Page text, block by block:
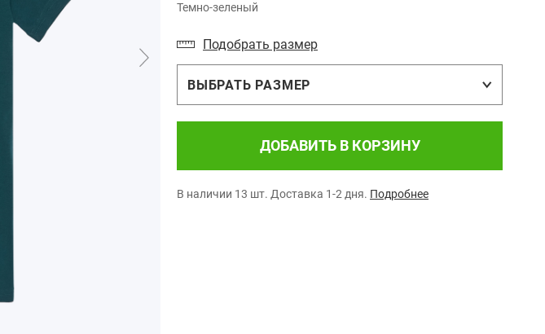
Темно-зеленый
Подобрать размер
ВЫБРАТЬ РАЗМЕР
ДОБАВИТЬ В КОРЗИНУ
В наличии 13 шт. Доставка 1-2 дня. Подробнее